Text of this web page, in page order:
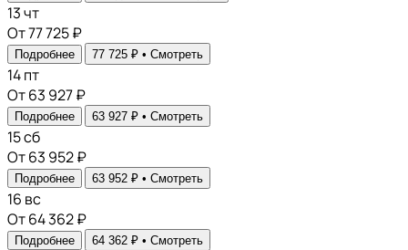
13чт
От 77 725 ₽
Подробнее 77 725 ₽ • Смотреть
14пт
От 63 927 ₽
Подробнее 63 927 ₽ • Смотреть
15сб
От 63 952 ₽
Подробнее 63 952 ₽ • Смотреть
16 вс
От 64 362 ₽
Подробнее 64 362 ₽ • Смотреть